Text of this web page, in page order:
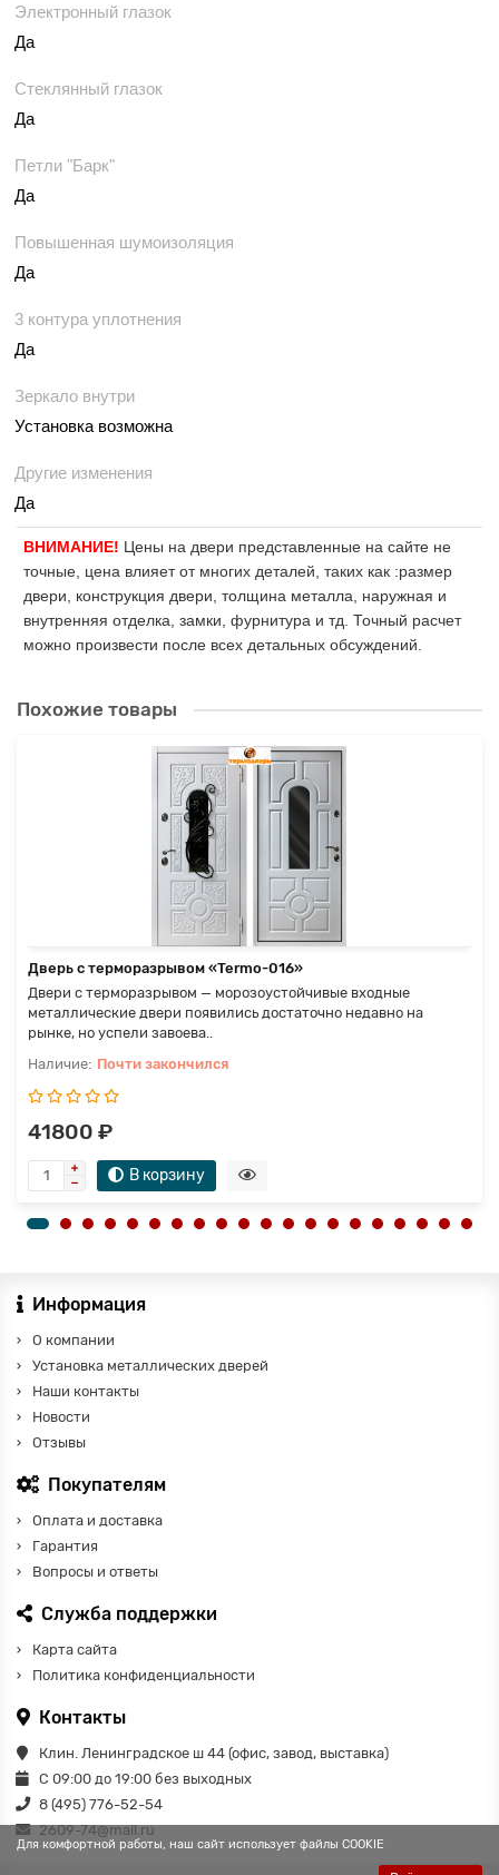
Электронный глазок
Да
Стеклянный глазок
Да
Петли "Барк"
Да
Повышенная шумоизоляция
Да
3 контура уплотнения
Да
Зеркало внутри
Установка возможна
Другие изменения
Да
ВНИМАНИЕ! Цены на двери представленные на сайте не
точные, цена влияет от многих деталей, таких как :размер
двери, конструкция двери, толщина металла, наружная и
внутренняя отделка, замки, фурнитура и тд. Точный расчет
можно произвести после всех детальных обсуждений.
Похожие товары
Дверь с терморазрывом «Termo-016»
Двери с терморазрывом — морозоустойчивые входные
металлические двери появились достаточно недавно на
рынке, но успели завоева..
Почти закончился
41800 ₽
В корзину
Для комфортной работы, наш сайт использует файлы COOKIE
Информация
О компании
Установка металлических дверей
Наши контакты
Новости
Отзывы
Покупателям
Оплата и доставка
Гарантия
Вопросы и ответы
Служба поддержки
Карта сайта
Политика конфиденциальности
Контакты
Клин. Ленинградское ш 44 (офис, завод, выставка)
С 09:00 до 19:00 без выходных
8 (495) 776-52-54
2609-74@mail.ru